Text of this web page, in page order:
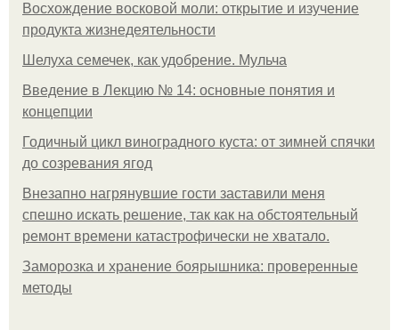
Восхождение восковой моли: открытие и изучение
продукта жизнедеятельности
Шелуха семечек, как удобрение. Мульча
Введение в Лекцию № 14: основные понятия и
концепции
Годичный цикл виноградного куста: от зимней спячки
до созревания ягод
Внезапно нагрянувшие гости заставили меня
спешно искать решение, так как на обстоятельный
ремонт времени катастрофически не хватало.
Заморозка и хранение боярышника: проверенные
методы